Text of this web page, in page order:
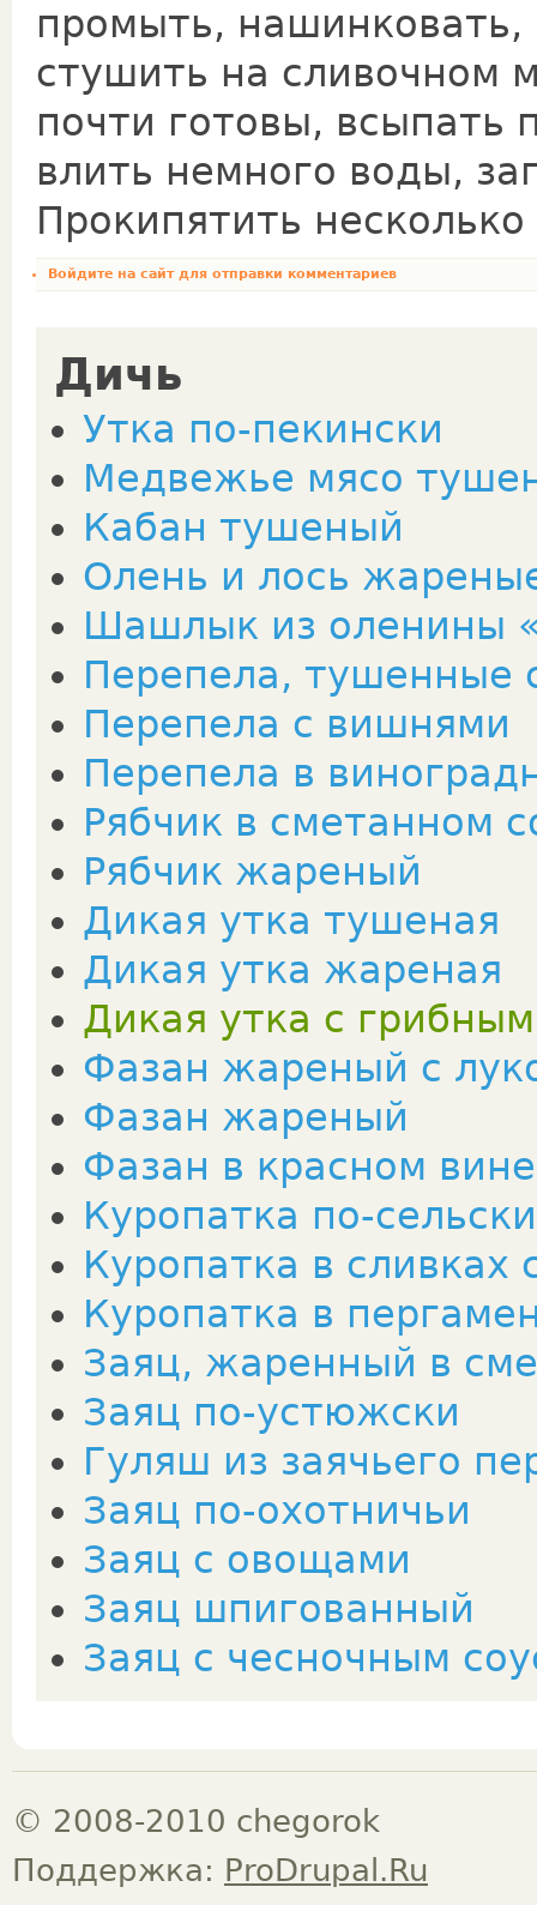
промыть,
стушить на сливочном
почти готовы, всыпать
влить немного воды,
Проки­пятить
Войдите на сайтдля отправки комментариев
Дичь
Утка по-пекински
Медвежье мясо
Кабан тушеный
Олень и лось
Шашлык из оленины
Перепела, тушенные
Перепела с вишнями
Перепела в
Рябчик в сметанном
Рябчик жареный
Дикая утка тушеная
Дикая утка жареная
Дикая утка с
Фазан жареный с
Фазан жареный
Фазан в красном
Куропатка по-сельски
Куропатка в сливках
Куропатка в
Заяц, жаренный в
Заяц по-устюжски
Гуляш из заячьего
Заяц по-охотничьи
Заяц с овощами
Заяц шпигованный
Заяц с чесночным
© 2008-2010 chegorok
Поддержка: ProDrupal.Ru